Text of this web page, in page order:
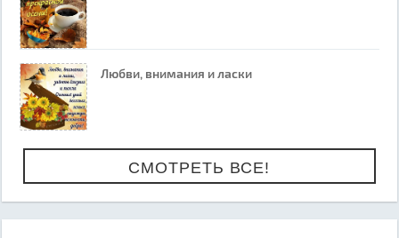
Любви, внимания и ласки
СМОТРЕТЬ ВСЕ!